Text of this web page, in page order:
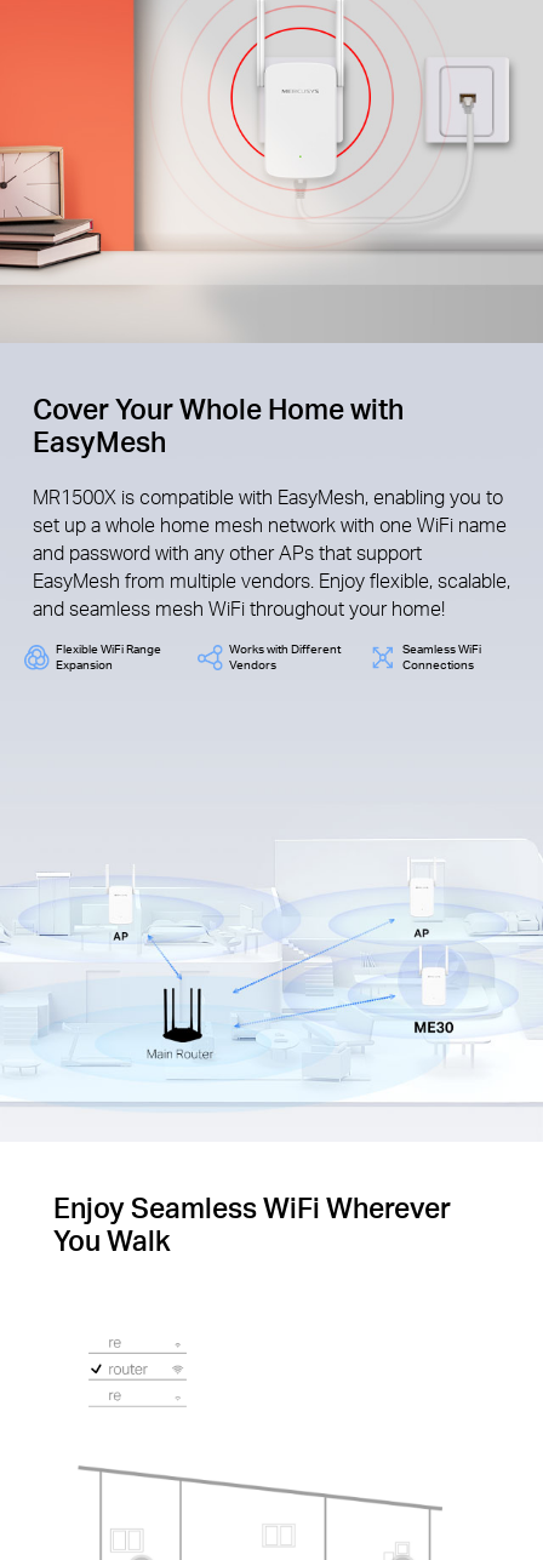
Cover Your Whole Home with
EasyMesh
MR1500X is compatible with EasyMesh, enabling you to
set up a whole home mesh network with one WiFi name
and password with any other APs that support
EasyMesh from multiple vendors. Enjoy flexible, scalable,
and seamless mesh WiFi throughout your home!
Flexible WiFi Range
Expansion
Works with Different
Vendors
Seamless WiFi
Connections
Enjoy Seamless WiFi Wherever
You Walk